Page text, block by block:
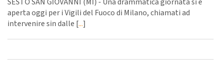
aperta oggi per i Vigili del Fuoco di Milano, chiamati ad
intervenire sin dalle [...]